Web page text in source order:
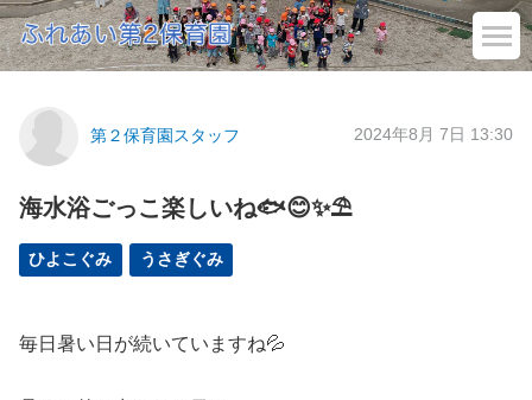
第２保育園スタッフ 2024年8月 7日 13:30
海水浴ごっこ楽しいね🐟😊✨⛱️
ひよこぐみ うさぎぐみ
毎日暑い日が続いていますね💦